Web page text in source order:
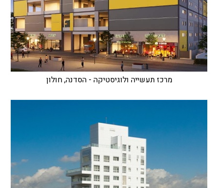
מרכז תעשייה ולוגיסטיקה - הסדנה, חולון